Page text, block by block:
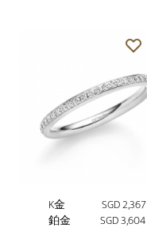
K金
SGD 2,367
鉑金
SGD 3,604